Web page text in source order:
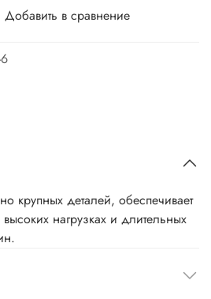
Добавить в сравнение
крупных деталей, обеспечивает
нагрузках и длительных